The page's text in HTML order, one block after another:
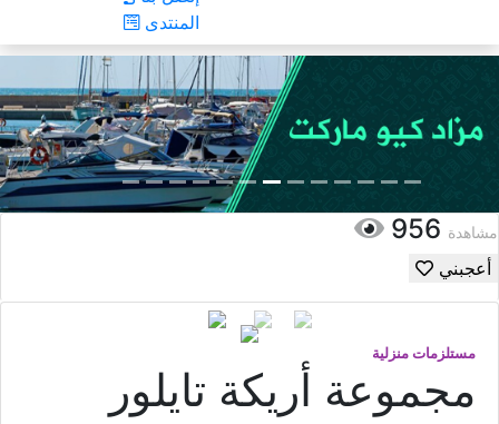
المنتدى
956 مشاهدة
أعجبني
مستلزمات منزلية
مجموعة أريكة تايلور